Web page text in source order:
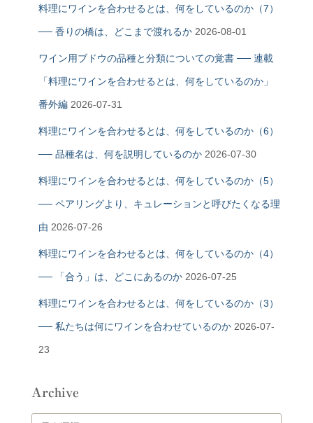
料理にワインを合わせるとは、何をしているのか（7）
── 香りの橋は、どこまで渡れるか 2026-08-01
ワイン用ブドウの品種と分類についての覚書 ── 連載
「料理にワインを合わせるとは、何をしているのか」
番外編 2026-07-31
料理にワインを合わせるとは、何をしているのか（6）
── 品種名は、何を説明しているのか 2026-07-30
料理にワインを合わせるとは、何をしているのか（5）
── ペアリングより、キュレーションと呼びたくなる理
由 2026-07-26
料理にワインを合わせるとは、何をしているのか（4）
── 「合う」は、どこにあるのか 2026-07-25
料理にワインを合わせるとは、何をしているのか（3）
── 私たちは何にワインを合わせているのか 2026-07-
23
Archive